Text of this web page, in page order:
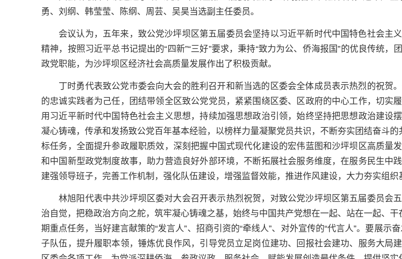
勇、刘纲、韩莹莹、陈纲、周芸、吴昊当选副主任委员。
会议认为，五年来，致公党沙坪坝区第五届委员会坚持以习近平新时代中国特色社会主
精神，按照习近平总书记提出的“四新”“三好”要求，秉持“致力为公、侨海报国”的优良传统
政党职能，为沙坪坝区经济社会高质量发展作出了积极贡献。
丁时勇代表致公党市委会向大会的胜利召开和新当选的区委会全体成员表示热烈的祝贺
的忠诚实践者为己任，团结带领全区致公党党员，紧紧围绕区委、区政府的中心工作，切实
用习近平新时代中国特色社会主义思想，持续加强思想政治引领，始终坚持把思想政治建设
凝心铸魂，传承和发扬致公党百年基本经验，以榜样力量凝聚党员共识，不断夯实团结奋斗
标任务，全面提升参政履职质效，深刻把握中国式现代化建设的宏伟蓝图和沙坪坝区高质量
和中国新型政党制度故事，助力营造良好外部环境，不断拓展社会服务维度，在服务民生中
建强领导班子，完善工作机制，强化队伍建设，增强监督效能，推进作风建设，大力夯实组织
林旭阳代表中共沙坪坝区委对大会召开表示热烈祝贺，对致公党沙坪坝区第五届委员会
治自觉，把稳政治方向之舵，筑牢凝心铸魂之基，始终与中国共产党想在一起、站在一起、
期重点任务，当好建言献策的“发言人”、招商引资的“牵线人”、对外宣传的“代言人”。要展示
子队伍，提升履职本领，锤炼优良作风，引导党员立足岗位建功、回报社会建功、服务大局